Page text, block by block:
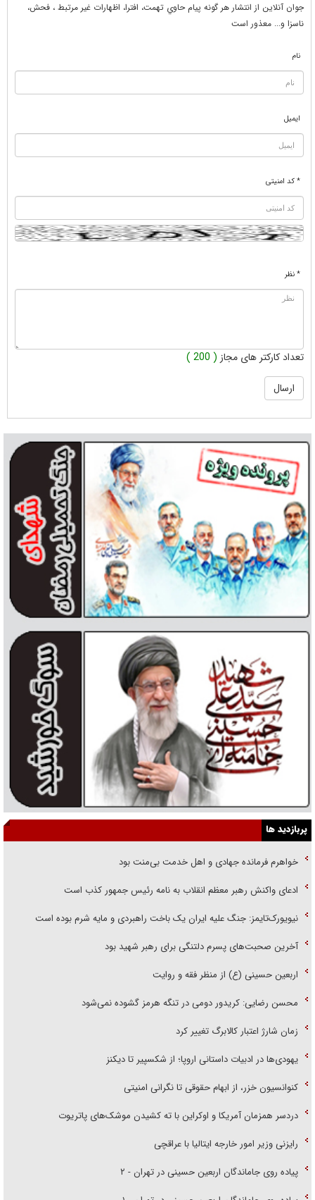
جوان آنلاين از انتشار هر گونه پيام حاوي تهمت، افترا، اظهارات غير مرتبط ، فحش،
ناسزا و... معذور است
نام
ایمیل
* کد امنیتی
* نظر
تعداد کارکتر های مجاز ( 200 )
پربازدید ها
خواهرم فرمانده جهادی و اهل خدمت بی‌منت بود
ادعای واکنش رهبر معظم انقلاب به نامه رئیس جمهور کذب است
نیویورک‌تایمز: جنگ علیه ایران یک باخت راهبردی و مایه شرم بوده است
آخرین صحبت‌های پسرم دلتنگی برای رهبر شهید بود
اربعین حسینی (ع) از منظر فقه و روایت
محسن رضایی: کریدور دومی در تنگه هرمز گشوده نمی‌شود
زمان شارژ اعتبار کالابرگ تغییر کرد
یهودی‌ها در ادبیات داستانی اروپا؛ از شکسپیر تا دیکنز
کنوانسیون خزر، از ابهام حقوقی تا نگرانی امنیتی
دردسر همزمان آمریکا و اوکراین با ته کشیدن موشک‌های پاتریوت
رایزنی وزیر امور خارجه ایتالیا با عراقچی
پیاده روی جاماندگان اربعین حسینی در تهران - ۲